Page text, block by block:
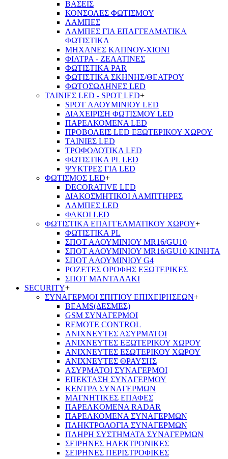
ΒΑΣΕΙΣ
ΚΟΝΣΟΛΕΣ ΦΩΤΙΣΜΟΥ
ΛΑΜΠΕΣ
ΛΑΜΠΕΣ ΓΙΑ ΕΠΑΓΓΕΛΜΑΤΙΚΑ
ΦΩΤΙΣΤΙΚΑ
ΜΗΧΑΝΕΣ ΚΑΠΝΟΥ-ΧΙΟΝΙ
ΦΙΛΤΡΑ - ΖΕΛΑΤΙΝΕΣ
ΦΩΤΙΣΤΙΚΑ PAR
ΦΩΤΙΣΤΙΚΑ ΣΚΗΝΗΣ/ΘΕΑΤΡΟΥ
ΦΩΤΟΣΩΛΗΝΕΣ LED
ΤΑΙΝΙΕΣ LED - SPOT LED+
SPOT ΑΛΟΥΜΙΝΙΟΥ LED
ΔΙΑΧΕΙΡΙΣΗ ΦΩΤΙΣΜΟΥ LED
ΠΑΡΕΛΚΟΜΕΝΑ LED
ΠΡΟΒΟΛΕΙΣ LED ΕΞΩΤΕΡΙΚΟΥ ΧΩΡΟΥ
ΤΑΙΝΙΕΣ LED
ΤΡΟΦΟΔΟΤΙΚΑ LED
ΦΩΤΙΣΤΙΚΑ PL LED
ΨΥΚΤΡΕΣ ΓΙΑ LED
ΦΩΤΙΣΜΟΣ LED+
DECORATIVE LED
ΔΙΑΚΟΣΜΗΤΙΚΟΙ ΛΑΜΠΤΗΡΕΣ
ΛΑΜΠΕΣ LED
ΦΑΚΟΙ LED
ΦΩΤΙΣΤΙΚΑ ΕΠΑΓΓΕΛΜΑΤΙΚΟΥ ΧΩΡΟΥ+
ΦΩΤΙΣΤΙΚΑ PL
ΣΠΟΤ ΑΛΟΥΜΙΝΙΟΥ MR16/GU10
ΣΠΟΤ ΑΛΟΥΜΙΝΙΟΥ MR16/GU10 ΚΙΝΗΤΑ
ΣΠΟΤ ΑΛΟΥΜΙΝΙΟΥ G4
ΡΟΖΕΤΕΣ ΟΡΟΦΗΣ ΕΞΩΤΕΡΙΚΕΣ
ΣΠΟΤ ΜΑΝΤΑΛΑΚΙ
SECURITY+
ΣΥΝΑΓΕΡΜΟΙ ΣΠΙΤΙΟΥ ΕΠΙΧΕΙΡΗΣΕΩΝ+
BEAMS(ΔΕΣΜΕΣ)
GSM ΣΥΝΑΓΕΡΜΟΙ
REMOTE CONTROL
ΑΝΙΧΝΕΥΤΕΣ ΑΣΥΡΜΑΤΟΙ
ΑΝΙΧΝΕΥΤΕΣ ΕΞΩΤΕΡΙΚΟΥ ΧΩΡΟΥ
ΑΝΙΧΝΕΥΤΕΣ ΕΣΩΤΕΡΙΚΟΥ ΧΩΡΟΥ
ΑΝΙΧΝΕΥΤΕΣ ΘΡΑΥΣΗΣ
ΑΣΥΡΜΑΤΟΙ ΣΥΝΑΓΕΡΜΟΙ
ΕΠΕΚΤΑΣΗ ΣΥΝΑΓΕΡΜΟΥ
ΚΕΝΤΡΑ ΣΥΝΑΓΕΡΜΩΝ
ΜΑΓΝΗΤΙΚΕΣ ΕΠΑΦΕΣ
ΠΑΡΕΛΚOΜΕΝΑ RADAR
ΠΑΡΕΛΚΟΜΕΝΑ ΣΥΝΑΓΕΡΜΩΝ
ΠΛΗΚΤΡΟΛΟΓΙΑ ΣΥΝΑΓΕΡΜΩΝ
ΠΛΗΡΗ ΣΥΣΤΗΜΑΤΑ ΣΥΝΑΓΕΡΜΩΝ
ΣΕΙΡΗΝΕΣ ΗΛΕΚΤΡΟΝΙΚΕΣ
ΣΕΙΡΗΝΕΣ ΠΕΡΙΣΤΡΟΦΙΚΕΣ